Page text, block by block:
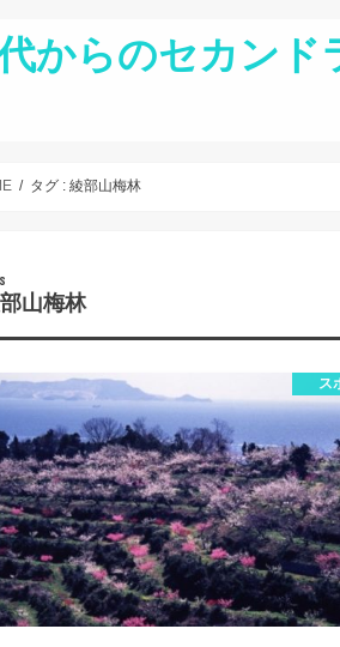
からのセカンド
タグ : 綾部山梅林
山梅林
ス